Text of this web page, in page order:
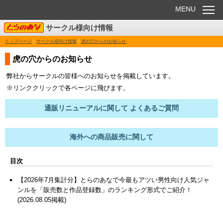
各種ダウンロード
MENU
サークル様向け情報
トップページ / サークル様向け情報 / 虎の穴からのお知らせ
虎の穴からのお知らせ
弊社からサークルの皆様へのお知らせを掲載しています。
※リンククリックで各ページに飛びます。
通販リニューアルに関して よくあるご質問
海外への商品販売に関して
目次
【2026年7月集計分】とらのあなで今最もアツい男性向け人気ジャ
ンルを「販売数と作品登録数」のランキング形式でご紹介！
(2026.08.05掲載)